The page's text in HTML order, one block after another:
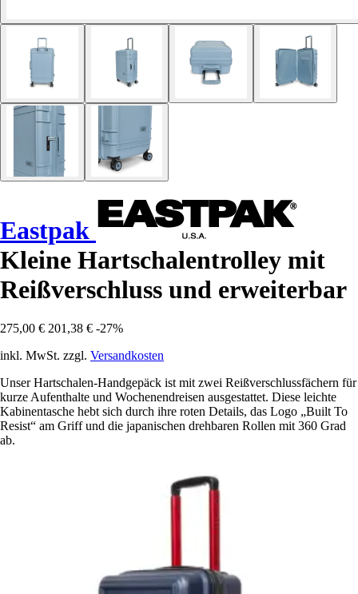
Eastpak
Kleine Hartschalentrolley mit
Reißverschluss und erweiterbar
275,00 € 201,38 € -27%
inkl. MwSt. zzgl. Versandkosten
Unser Hartschalen-Handgepäck ist mit zwei Reißverschlussfächern für
kurze Aufenthalte und Wochenendreisen ausgestattet. Diese leichte
Kabinentasche hebt sich durch ihre roten Details, das Logo „Built To
Resist“ am Griff und die japanischen drehbaren Rollen mit 360 Grad
ab.